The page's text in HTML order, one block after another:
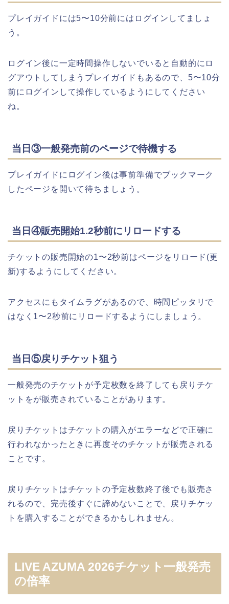
プレイガイドには5〜10分前にはログインしてましょ
う。
ログイン後に一定時間操作しないでいると自動的にロ
グアウトしてしまうプレイガイドもあるので、5〜10分
前にログインして操作しているようにしてください
ね。
当日③一般発売前のページで待機する
プレイガイドにログイン後は事前準備でブックマーク
したページを開いて待ちましょう。
当日④販売開始1.2秒前にリロードする
チケットの販売開始の1〜2秒前はページをリロード(更
新)するようにしてください。
アクセスにもタイムラグがあるので、時間ピッタリで
はなく1〜2秒前にリロードするようにしましょう。
当日⑤戻りチケット狙う
一般発売のチケットが予定枚数を終了しても戻りチケ
ットをが販売されていることがあります。
戻りチケットはチケットの購入がエラーなどで正確に
行われなかったときに再度そのチケットが販売される
ことです。
戻りチケットはチケットの予定枚数終了後でも販売さ
れるので、完売後すぐに諦めないことで、戻りチケッ
トを購入することができるかもしれません。
LIVE AZUMA 2026チケット一般発売
の倍率